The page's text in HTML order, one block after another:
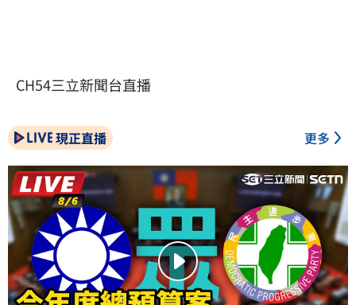
CH54三立新聞台直播
現正直播 更多